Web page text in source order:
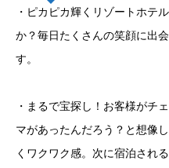
・ピカピカ輝くリゾートホテ
か？毎日たくさんの笑顔に出
す。
・まるで宝探し！お客様がチ
マがあったんだろう？と想像
くワクワク感。次に宿泊され